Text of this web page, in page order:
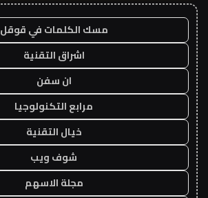
مسك الكلمات في قوقل
اشراق التقنية
ان سفن
مرابع التكنولوجيا
خيال التقنية
شوف ويب
مجلة الاسهم